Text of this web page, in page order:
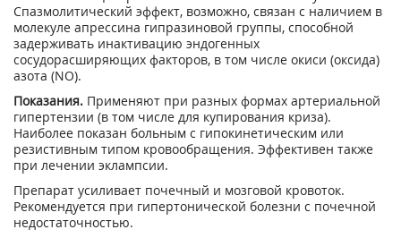
Спазмолитический эффект, возможно, связан с наличием в
молекуле апрессина гипразиновой группы, способной
задерживать инактивацию эндогенных
сосудорасширяющих факторов, в том числе окиси (оксида)
азота (NО).
Показания. Применяют при разных формах артериальной
гипертензии (в том числе для купирования криза).
Наиболее показан больным с гипокинетическим или
резистивным типом кровообращения. Эффективен также
при лечении эклампсии.
Препарат усиливает почечный и мозговой кровоток.
Рекомендуется при гипертонической болезни с почечной
недостаточностью.